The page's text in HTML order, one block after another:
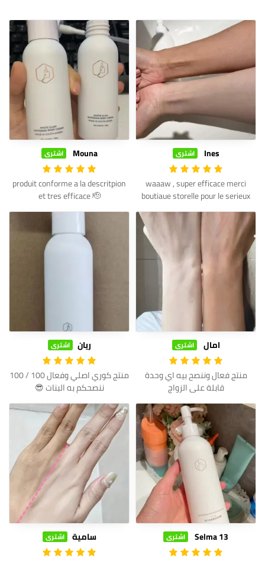
Ines اشترى
waaaw , super efficace merci
boutiaue storelle pour le serieux
Mouna اشترى
produit conforme a la descritpion
et tres efficace 🫡
امال اشترى
منتج فعال وننصح بيه اي وحدة
قابلة على الزواج
ريان اشترى
منتج كوري اصلي وفعال 100 / 100
ننصحكم به البنات 😎
Selma 13 اشترى سامية اشترى